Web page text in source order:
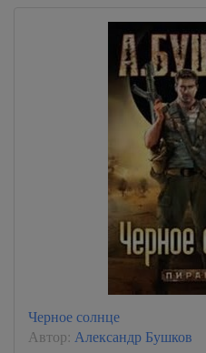
Черное солнце
Автор: Александр Бушков